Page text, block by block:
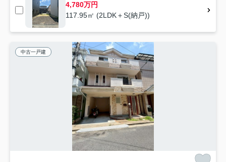
4,780万円
117.95㎡ (2LDK＋S(納戸))
中古一戸建